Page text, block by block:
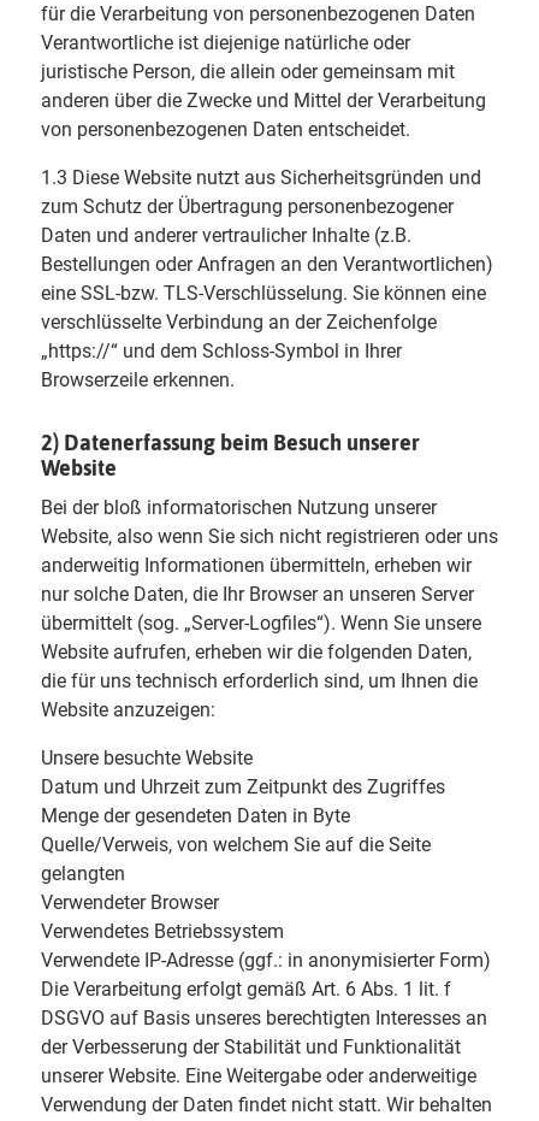
für die Verarbeitung von personenbezogenen Daten
Verantwortliche ist diejenige natürliche oder
juristische Person, die allein oder gemeinsam mit
anderen über die Zwecke und Mittel der Verarbeitung
von personenbezogenen Daten entscheidet.
1.3 Diese Website nutzt aus Sicherheitsgründen und
zum Schutz der Übertragung personenbezogener
Daten und anderer vertraulicher Inhalte (z.B.
Bestellungen oder Anfragen an den Verantwortlichen)
eine SSL-bzw. TLS-Verschlüsselung. Sie können eine
verschlüsselte Verbindung an der Zeichenfolge
„https://“ und dem Schloss-Symbol in Ihrer
Browserzeile erkennen.
2) Datenerfassung beim Besuch unserer
Website
Bei der bloß informatorischen Nutzung unserer
Website, also wenn Sie sich nicht registrieren oder uns
anderweitig Informationen übermitteln, erheben wir
nur solche Daten, die Ihr Browser an unseren Server
übermittelt (sog. „Server-Logfiles“). Wenn Sie unsere
Website aufrufen, erheben wir die folgenden Daten,
die für uns technisch erforderlich sind, um Ihnen die
Website anzuzeigen:
Unsere besuchte Website
Datum und Uhrzeit zum Zeitpunkt des Zugriffes
Menge der gesendeten Daten in Byte
Quelle/Verweis, von welchem Sie auf die Seite
gelangten
Verwendeter Browser
Verwendetes Betriebssystem
Verwendete IP-Adresse (ggf.: in anonymisierter Form)
Die Verarbeitung erfolgt gemäß Art. 6 Abs. 1 lit. f
DSGVO auf Basis unseres berechtigten Interesses an
der Verbesserung der Stabilität und Funktionalität
unserer Website. Eine Weitergabe oder anderweitige
Verwendung der Daten findet nicht statt. Wir behalten